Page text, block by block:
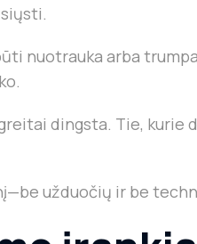
nuotrauka arba
dingsta. Tie, kurie
užduočių ir be